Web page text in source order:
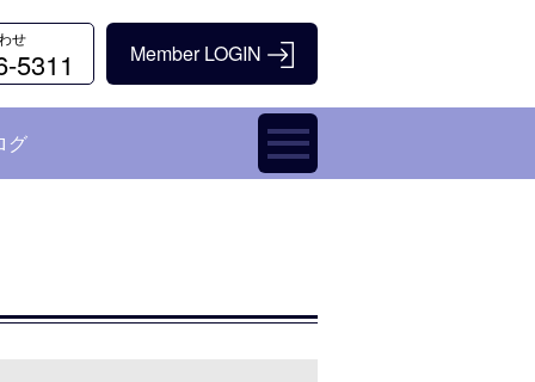
せ
5311
グ